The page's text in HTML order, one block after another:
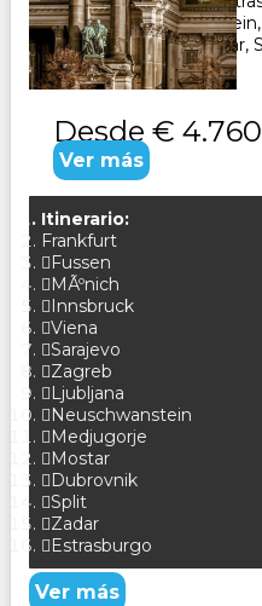
Fussen,
Ljubljana, Opatija, Zadar,
Zagreb. CONSULTAR
Desde € 4.760
Ver más
Itinerario:
Frankfurt
Fussen
MÃºnich
Innsbruck
Viena
Sarajevo
Zagreb
Ljubljana
Neuschwanstein
Medjugorje
Mostar
Dubrovnik
Split
Zadar
Estrasburgo
Ver más